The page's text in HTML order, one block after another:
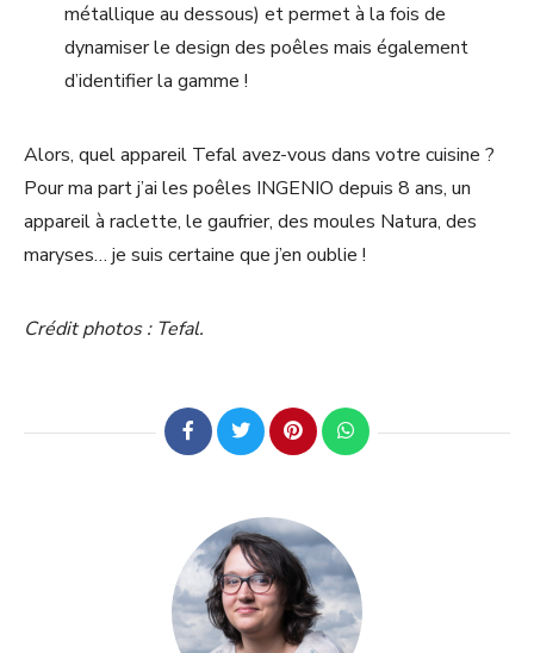
métallique au dessous) et permet à la fois de
dynamiser le design des poêles mais également
d’identifier la gamme !
Alors, quel appareil Tefal avez-vous dans votre cuisine ?
Pour ma part j’ai les poêles INGENIO depuis 8 ans, un
appareil à raclette, le gaufrier, des moules Natura, des
maryses… je suis certaine que j’en oublie !
Crédit photos : Tefal.